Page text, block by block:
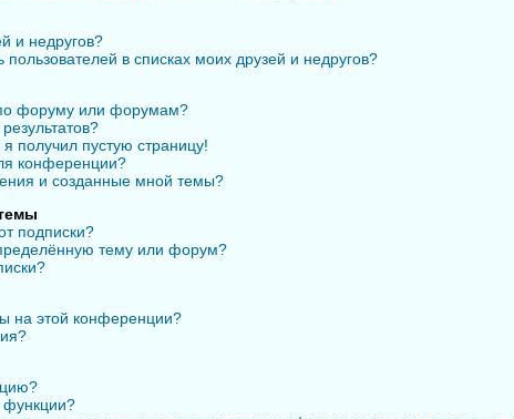
и недругов?
пользователей в списках моих друзей и недругов?
форуму или форумам?
получил пустую страницу!
конференции?
и созданные мной темы?
подписки?
тему или форум?
на этой конференции?
функции?